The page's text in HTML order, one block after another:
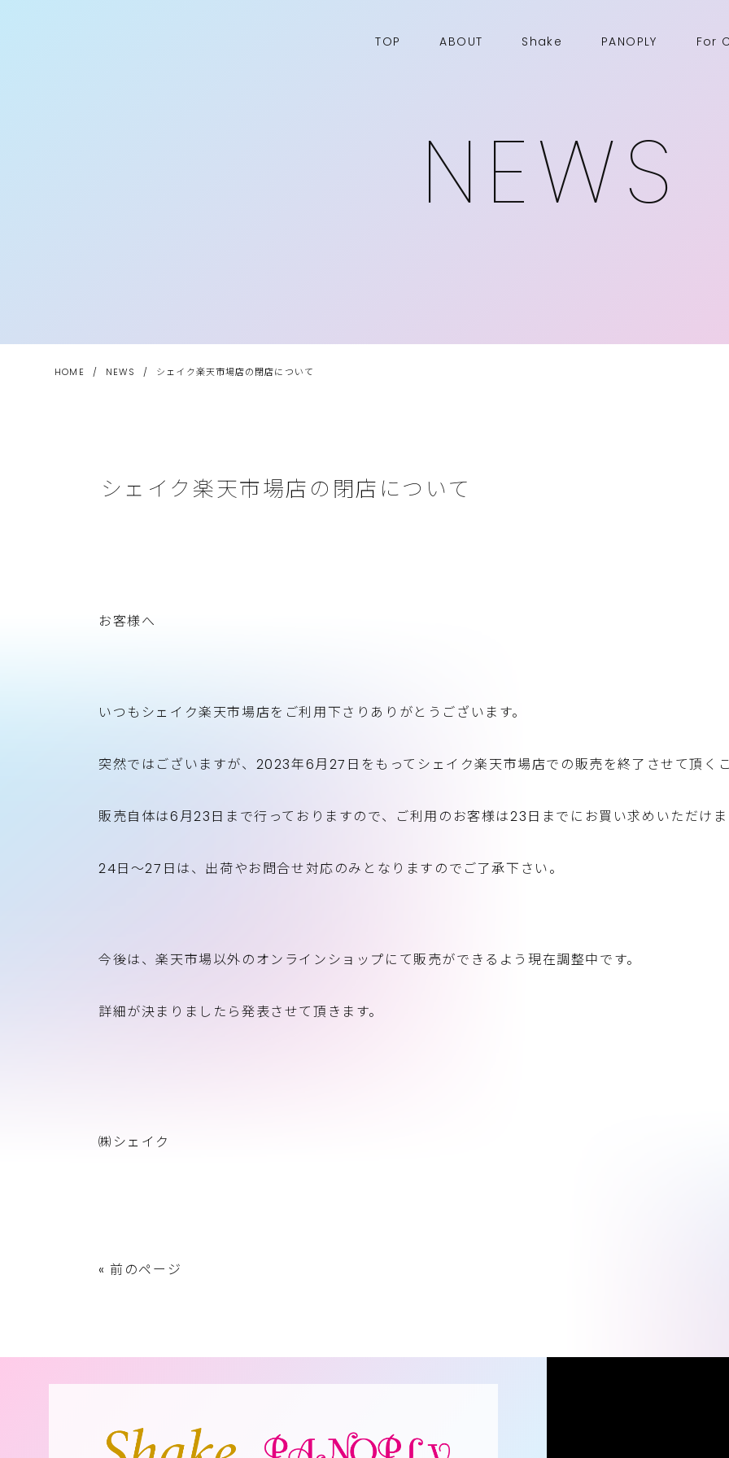
TOP ABOUT Shake PANOPLY For
NEWS
HOME / NEWS / シェイク楽天市場店の閉店について
シェイク楽天市場店の閉店について
お客様へ
いつもシェイク楽天市場店をご利用下さりありがとうございます。
突然ではございますが、2023年6月27日をもってシェイク楽天市場店での販売を終了させて頂く
販売自体は6月23日まで行っておりますので、ご利用のお客様は23日までにお買い求めいただけま
24日～27日は、出荷やお問合せ対応のみとなりますのでご了承下さい。
今後は、楽天市場以外のオンラインショップにて販売ができるよう現在調整中です。
詳細が決まりましたら発表させて頂きます。
㈱シェイク
« 前のページ